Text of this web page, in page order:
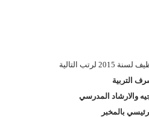
لرتب التالية
التربية
والارشاد المدرسي
بالمخبر